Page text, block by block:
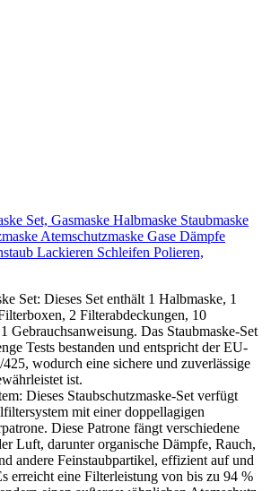
Set, Gasmaske Halbmaske Staubmaske
Atemschutzmaske Gase Dämpfe
Lackieren Schleifen Polieren,
Set: Dieses Set enthält 1 Halbmaske, 1
2 Filterabdeckungen, 10
Gebrauchsanweisung. Das Staubmaske-Set
Tests bestanden und entspricht der EU-
wodurch eine sichere und zuverlässige
ist.
Dieses Staubschutzmaske-Set verfügt
mit einer doppellagigen
Diese Patrone fängt verschiedene
Luft, darunter organische Dämpfe, Rauch,
andere Feinstaubpartikel, effizient auf und
erreicht eine Filterleistung von bis zu 94 %